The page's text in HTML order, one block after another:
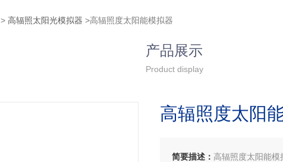
>高辐照太阳光模拟器 >高辐照度太阳能模拟器
产品展示
Product display
高辐照度太阳
简要描述： 高辐照度太阳能